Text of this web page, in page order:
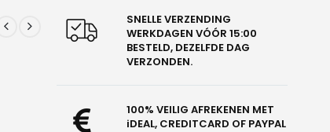
SNELLE VERZENDING
WERKDAGEN VÓÓR 15:00
BESTELD, DEZELFDE DAG
VERZONDEN.
100% VEILIG AFREKENEN MET
iDEAL, CREDITCARD OF PAYPAL